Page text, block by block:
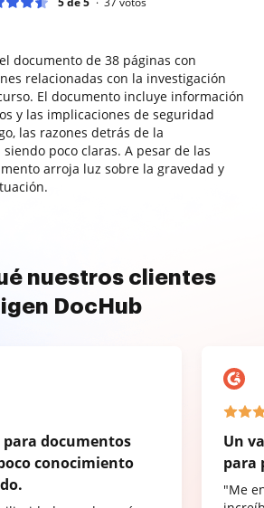
documento de 38 páginas con
relacionadas con la investigación
El documento incluye información
y las implicaciones de seguridad
las razones detrás de la
poco claras. A pesar de las
arroja luz sobre la gravedad y
nuestros clientes
DocHub
documentos
conocimiento
Un
para
"Me